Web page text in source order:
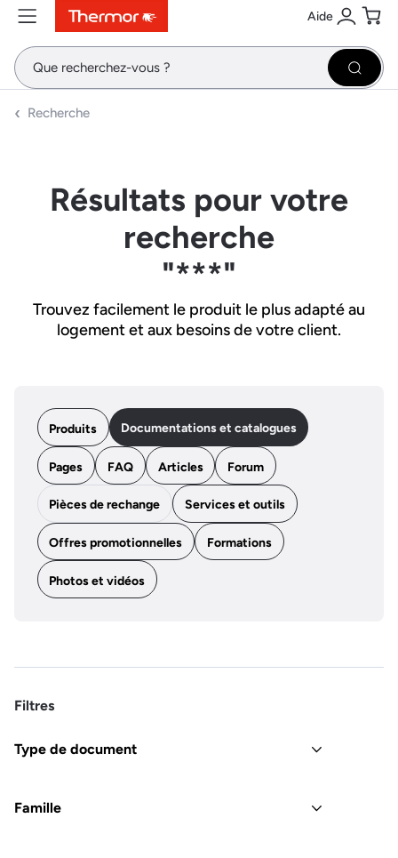
ContenuMenuRecherche Aide
Se
Recherche
Résultats pour votre
recherche
"***"
Trouvez facilement le produit le plus adapté au
logement et aux besoins de votre client.
Produits Documentations et catalogues
Pages FAQ Articles Forum
Pièces de rechange Services et outils
Offres promotionnelles Formations
Photos et vidéos
Filtres
Type de document
Famille